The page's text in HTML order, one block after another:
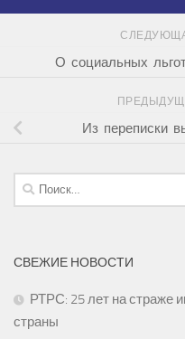
О социальных
Из переписки
Найти:
СВЕЖИЕ НОВОСТИ
РТРС: 25 лет на страже
страны